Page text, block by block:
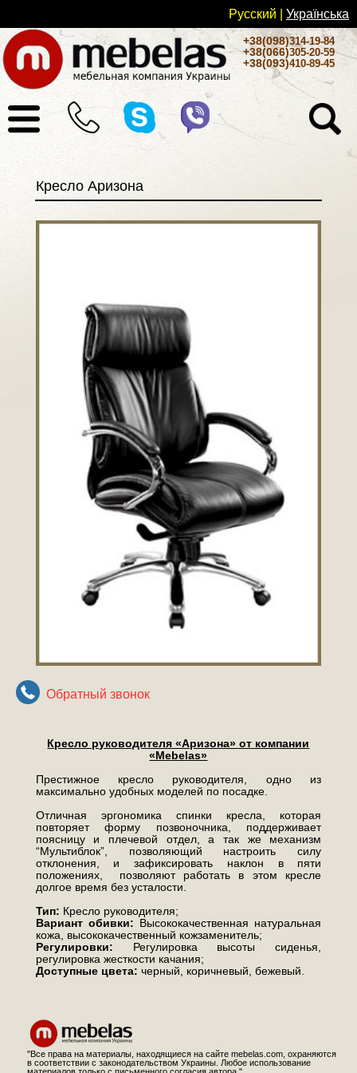
Русский Українськa
+38(098)314-19-84
+38(066)305-20-59
+38(093)410-89-45
Кресло Аризона
Обратный звонок
Кресло руководителя «Аризона» от компании
«Mebelas»
Престижное кресло руководителя, одно из
максимально удобных моделей по посадке.
Отличная эргономика спинки кресла, которая
повторяет форму позвоночника, поддерживает
поясницу и плечевой отдел, а так же механизм
“Мультиблок”, позволяющий настроить силу
отклонения, и зафиксировать наклон в пяти
положениях, позволяют работать в этом кресле
долгое время без усталости.
Тип: Кресло руководителя;
Вариант обивки: Высококачественная натуральная
кожа, высококачественный кожзаменитель;
Регулировки: Регулировка высоты сиденья,
регулировка жесткости качания;
Доступные цвета: черный, коричневый, бежевый.
"Все права на материалы, находящиеся на сайте mebelas.com, охраняются
в соответствии с законодательством Украины. Любое использование